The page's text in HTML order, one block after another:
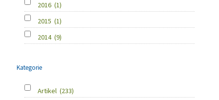
2016 (1)
2015 (1)
2014 (9)
Kategorie
Artikel (233)